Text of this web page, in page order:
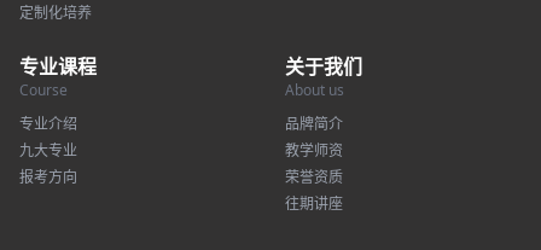
定制化培养
专业课程
Course
专业介绍
九大专业
报考方向
关于我们
About us
品牌简介
教学师资
荣誉资质
往期讲座